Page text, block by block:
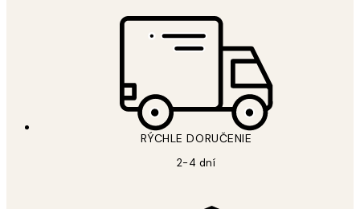
RÝCHLE DORUČENIE
2-4 dní